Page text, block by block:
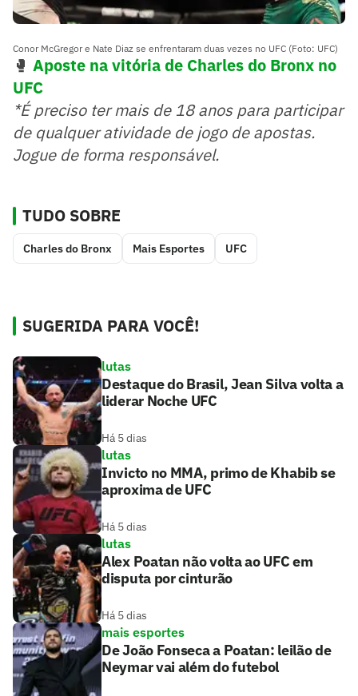
Conor McGregor e Nate Diaz se enfrentaram duas vezes no UFC (Foto: UFC)
🥊 Aposte na vitória de Charles do Bronx no
UFC
*É preciso ter mais de 18 anos para participar
de qualquer atividade de jogo de apostas.
Jogue de forma responsável.
TUDO SOBRE
Charles do Bronx Mais Esportes UFC
SUGERIDA PARA VOCÊ!
lutas
Destaque do Brasil, Jean Silva volta a
liderar Noche UFC
Há 5 dias
lutas
Invicto no MMA, primo de Khabib se
aproxima de UFC
Há 5 dias
lutas
Alex Poatan não volta ao UFC em
disputa por cinturão
Há 5 dias
mais esportes
De João Fonseca a Poatan: leilão de
Neymar vai além do futebol